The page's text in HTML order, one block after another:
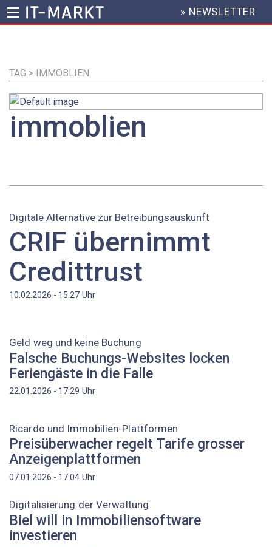
Inhalt
HEADER
MENU
» NEWSLETTER
TAG > IMMOBLIEN
immoblien
Digitale Alternative zur Betreibungsauskunft
CRIF übernimmt
Credittrust
10.02.2026 - 15:27 Uhr
Geld weg und keine Buchung
Falsche Buchungs-Websites locken
Feriengäste in die Falle
22.01.2026 - 17:29 Uhr
Ricardo und Immobilien-Plattformen
Preisüberwacher regelt Tarife grosser
Anzeigenplattformen
07.01.2026 - 17:04 Uhr
Digitalisierung der Verwaltung
Biel will in Immobiliensoftware
investieren